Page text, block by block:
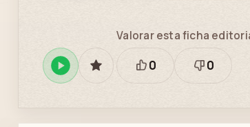
ReproducirGUARDAR
Valorar esta ficha
Está
0
Necesita
0